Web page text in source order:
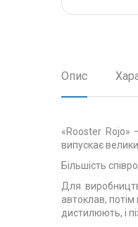
Опис
«Rooster Rojo»
випускає
Більшість
Для
автоклав,
дистилюють, і